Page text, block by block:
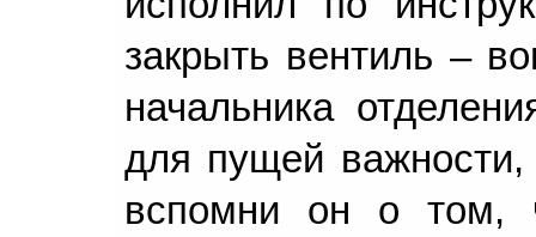
закрыть вентиль –
начальника
для пущей
вспомни он о том,